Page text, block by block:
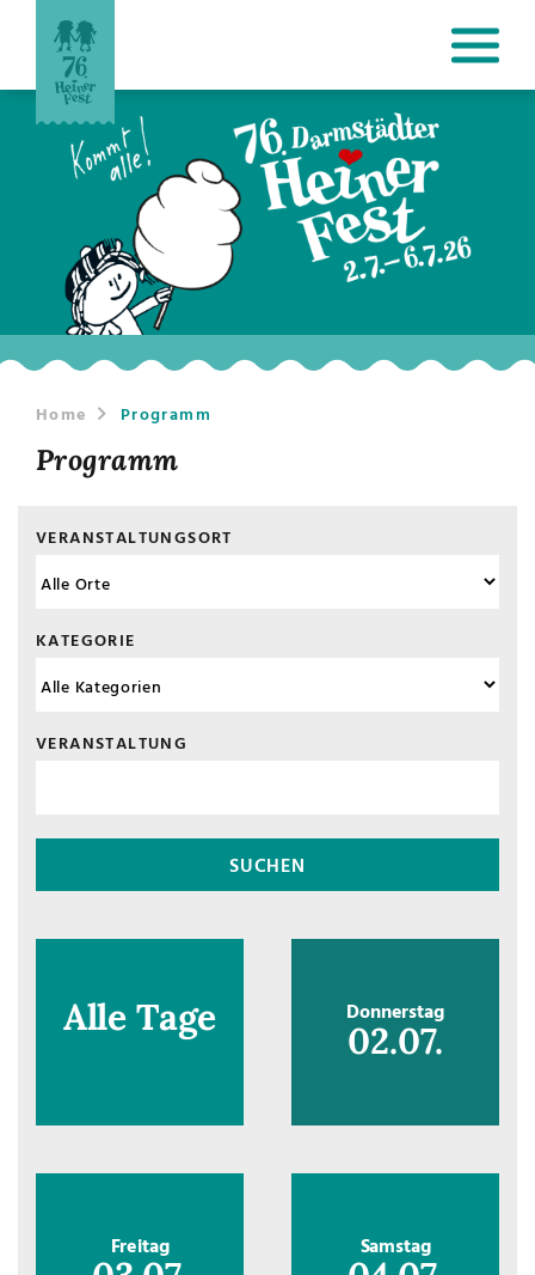
Home Programm
Programm
VERANSTALTUNGSORT
KATEGORIE
VERANSTALTUNG
Alle Tage Donnerstag
02.07.
Freitag Samstag